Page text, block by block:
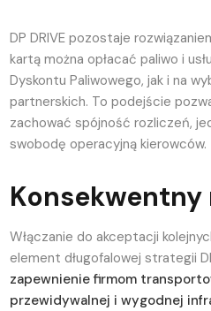
DP DRIVE pozostaje
kartą można opłacać paliwo i
Dyskontu Paliwowego, jak i na
partnerskich. To podejście
zachować spójność rozliczeń,
swobodę operacyjną kierowców.
Włączanie do akceptacji
element długofalowej strategii
zapewnienie firmom
przewidywalnej i wygodnej